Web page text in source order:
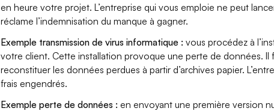
en heure votre projet. L’entreprise qui vous emploie ne peut
réclame l’indemnisation du manque à gagner.
Exemple transmission de virus informatique : vous procédez à
votre client. Cette installation provoque une perte de données. Il
reconstituer les données perdues à partir d’archives papier.
frais engendrés.
Exemple perte de données : en envoyant une première version